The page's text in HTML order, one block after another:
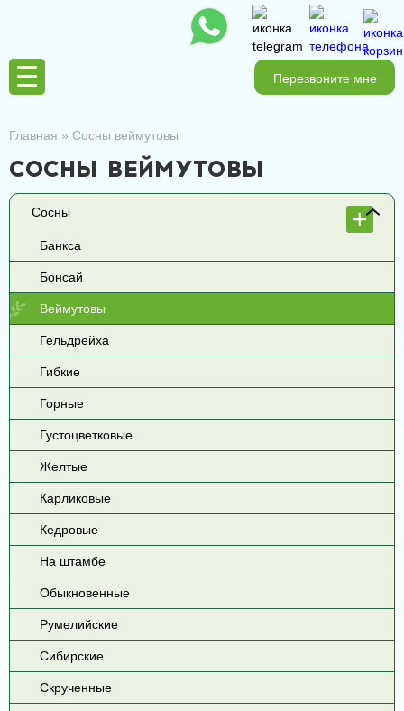
Перезвоните мне
Главная » Сосны веймутовы
СОСНЫ ВЕЙМУТОВЫ
Сосны
Банкса
Бонсай
Веймутовы
Гельдрейха
Гибкие
Горные
Густоцветковые
Желтые
Карликовые
Кедровые
На штамбе
Обыкновенные
Румелийские
Сибирские
Скрученные